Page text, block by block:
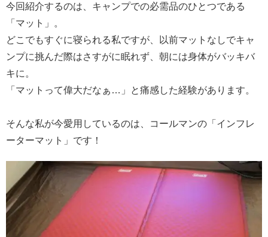
今回紹介するのは、キャンプでの必需品のひとつである
「マット」。
どこでもすぐに寝られる私ですが、以前マットなしでキャ
ンプに挑んだ際はさすがに眠れず、朝には身体がバッキバ
キに。
「マットって偉大だなぁ…」と痛感した経験があります。
そんな私が今愛用しているのは、コールマンの「インフレ
ーターマット」です！